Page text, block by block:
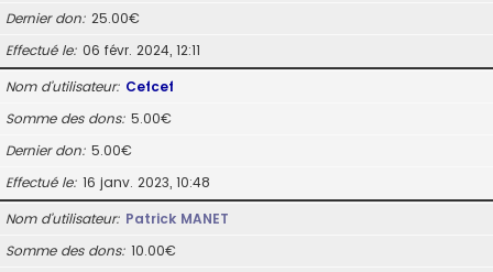
Dernier don 25.00€
Effectué le 06 févr. 2024, 12:11
Nom d’utilisateur Cefcef
Somme des dons 5.00€
Dernier don 5.00€
Effectué le 16 janv. 2023, 10:48
Nom d’utilisateur Patrick MANET
Somme des dons 10.00€